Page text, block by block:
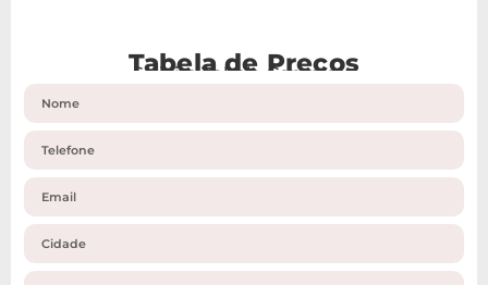
Tabela de Preços
Solicite Tabela Completa